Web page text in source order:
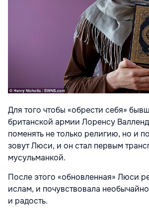
Для того чтобы «обрести себя»
британской армии Лоренсу
поменять не только религию, но и
зовут Люси, и он стал первым
мусульманкой.
После этого «обновленная» Люси
ислам, и почувствовала
и радость.